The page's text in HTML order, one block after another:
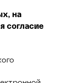
на
согласие